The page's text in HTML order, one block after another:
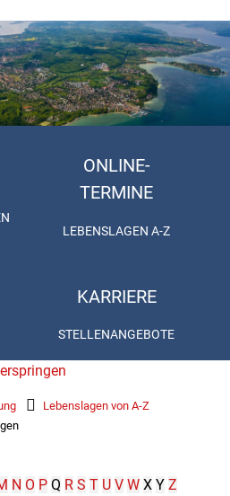
ONLINE-
TERMINE
LEBENSLAGEN A-Z
KARRIERE
STELLENANGEBOTE
Lebenslagen von A-Z
N O P Q R S T U V W X Y Z